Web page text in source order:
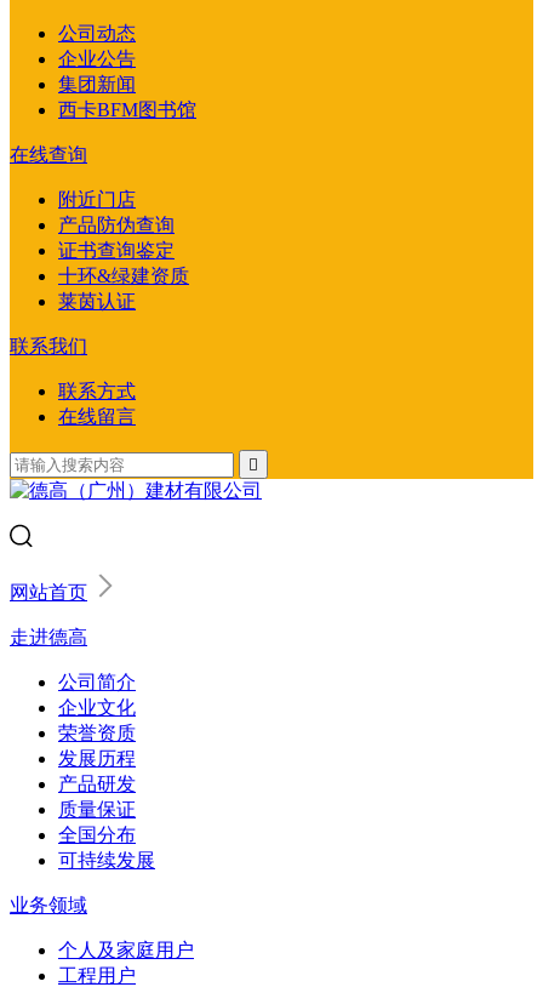
公司动态
企业公告
集团新闻
西卡BFM图书馆
在线查询
附近门店
产品防伪查询
证书查询鉴定
十环&绿建资质
莱茵认证
联系我们
联系方式
在线留言

网站首页
走进德高
公司简介
企业文化
荣誉资质
发展历程
产品研发
质量保证
全国分布
可持续发展
业务领域
个人及家庭用户
工程用户